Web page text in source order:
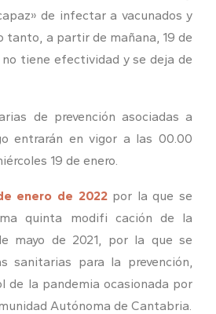
de infectar a vacunados y
tanto, a partir de mañana, 19 de
tiene efectividad y se deja de
de prevención asociadas a
entrarán en vigor a las 00.00
19 de enero.
enero de 2022 por la que se
quinta modifi cación de la
mayo de 2021, por la que se
sanitarias para la prevención,
de la pandemia ocasionada por
Autónoma de Cantabria.